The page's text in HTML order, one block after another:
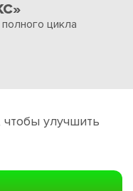
цикла
улучшить